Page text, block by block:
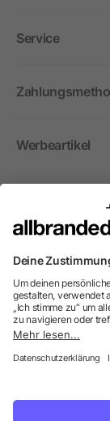
Service
Werbeartikel
Wir